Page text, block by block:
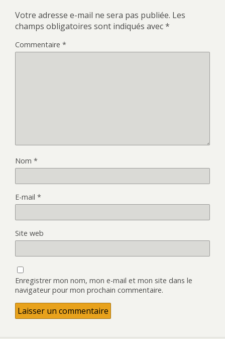
Votre adresse e-mail ne sera pas publiée. Les
champs obligatoires sont indiqués avec*
Commentaire *
Nom *
E-mail *
Site web
Enregistrer mon nom, mon e-mail et mon site dans le
navigateur pour mon prochain commentaire.